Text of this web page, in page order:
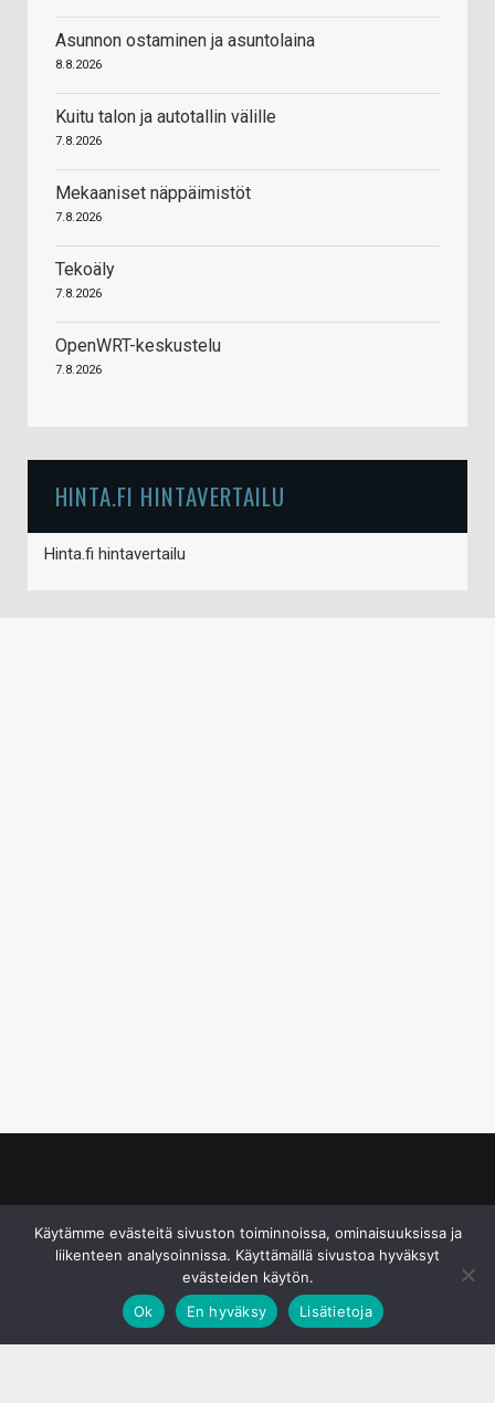
Asunnon ostaminen ja asuntolaina
8.8.2026
Kuitu talon ja autotallin välille
7.8.2026
Mekaaniset näppäimistöt
7.8.2026
Tekoäly
7.8.2026
OpenWRT-keskustelu
7.8.2026
HINTA.FI HINTAVERTAILU
Hinta.fi hintavertailu
Käytämme evästeitä sivuston toiminnoissa, ominaisuuksissa ja
liikenteen analysoinnissa. Käyttämällä sivustoa hyväksyt
evästeiden käytön.
Ok
En hyväksy Lisätietoja